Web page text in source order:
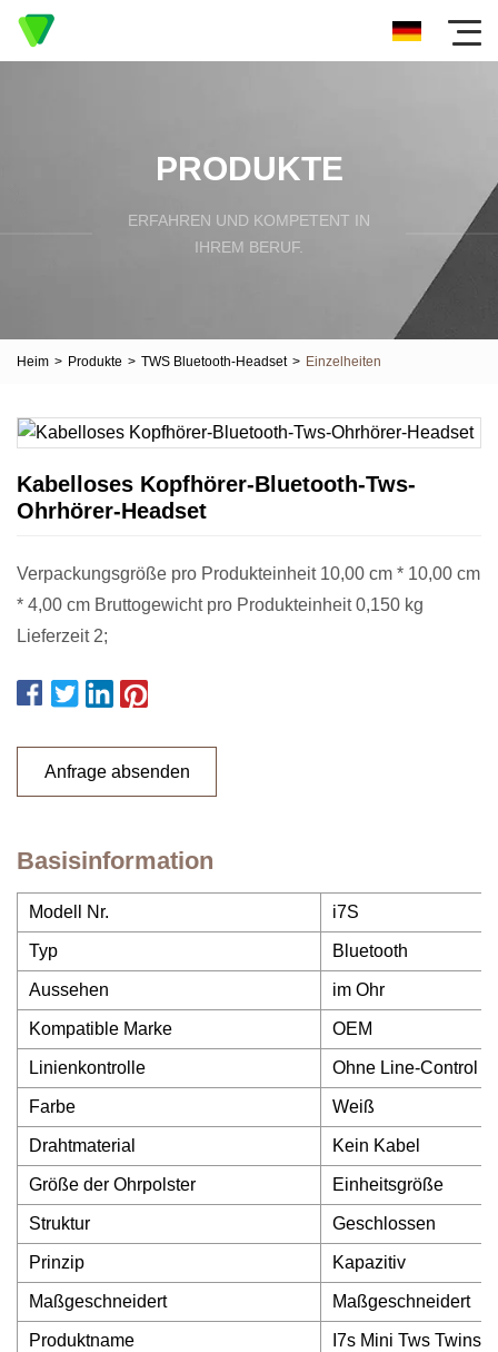
PRODUKTE
ERFAHREN UND KOMPETENT IN
IHREM BERUF.
Heim > Produkte > TWS Bluetooth-Headset > Einzelheiten
Kabelloses Kopfhörer-Bluetooth-Tws-
Ohrhörer-Headset
Verpackungsgröße pro Produkteinheit 10,00 cm * 10,00 cm
* 4,00 cm Bruttogewicht pro Produkteinheit 0,150 kg
Lieferzeit 2;
Anfrage absenden
Basisinformation
Modell Nr. i7S
Typ Bluetooth
Aussehen im Ohr
Kompatible Marke OEM
Linienkontrolle Ohne Line-Control
Farbe Weiß
Drahtmaterial Kein Kabel
Größe der Ohrpolster Einheitsgröße
Struktur Geschlossen
Prinzip Kapazitiv
Maßgeschneidert Maßgeschneidert
Produktname I7s Mini Tws Twins